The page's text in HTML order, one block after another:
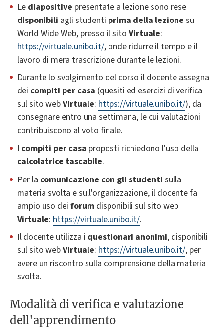
Le diapositive presentate a lezione sono rese
disponibili agli studenti prima della lezione su
World Wide Web, presso il sito Virtuale:
https://virtuale.unibo.it/, onde ridurre il tempo e il
lavoro di mera trascrizione durante le lezioni.
Durante lo svolgimento del corso il docente assegna
dei compiti per casa (quesiti ed esercizi di verifica
sul sito webVirtuale: https://virtuale.unibo.it/), da
consegnare entro una settimana, le cui valutazioni
contribuiscono al voto finale.
I compiti per casa proposti richiedono l'uso della
calcolatrice tascabile.
Per la comunicazione con gli studenti sulla
materia svolta e sull'organizzazione, il docente fa
ampio uso dei forum disponibili sul sito web
Virtuale: https://virtuale.unibo.it/.
Il docente utilizza i questionari anonimi, disponibili
sul sito webVirtuale: https://virtuale.unibo.it/, per
avere un riscontro sulla comprensione della materia
svolta.
Modalità di verifica e valutazione
dell'apprendimento